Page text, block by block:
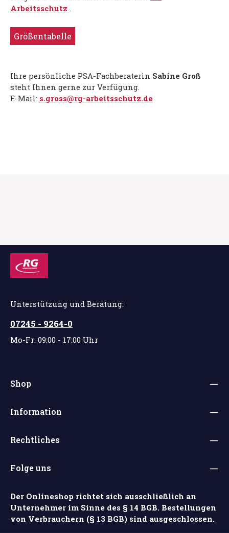
Arbeitsschutz .
Größentabelle
Ihre persönliche PSA-Fachberaterin Sabine Groß
steht Ihnen gerne zur Verfügung.
E-Mail: s.gross@rg-arbeitsschutz.de
Unterstützung und Beratung:
07245 - 9264-0
Mo-Fr: 09:00 - 17:00 Uhr
Shop
Information
Rechtliches
Folge uns
Der Onlineshop richtet sich ausschließlich an
Unternehmer im Sinne des § 14 BGB. Bestellungen
von Verbrauchern (§ 13 BGB) sind ausgeschlossen.